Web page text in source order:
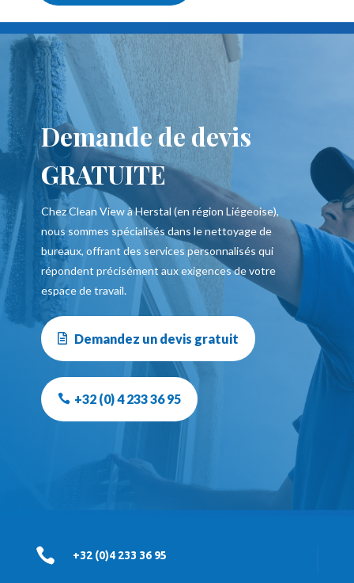
Demande de devis
GRATUITE
Chez Clean View à Herstal (en région Liégeoise),
nous sommes spécialisés dans le nettoyage de
bureaux, offrant des services personnalisés qui
répondent précisément aux exigences de votre
espace de travail.
Demandez un devis gratuit
+32 (0) 4 233 36 95
 +32 (0)4 233 36 95